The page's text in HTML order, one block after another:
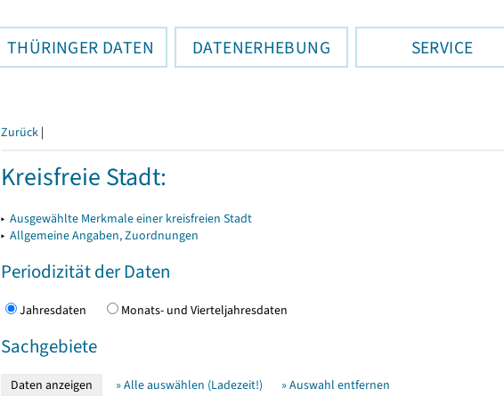
THÜRINGER DATEN DATENERHEBUNG SERVICE
Zurück |
Kreisfreie Stadt:
▸ Ausgewählte Merkmale einer kreisfreien Stadt
▸ Allgemeine Angaben, Zuordnungen
Periodizität der Daten
Jahresdaten Monats- und Vierteljahresdaten
Sachgebiete
» Alle auswählen (Ladezeit!) » Auswahl entfernen